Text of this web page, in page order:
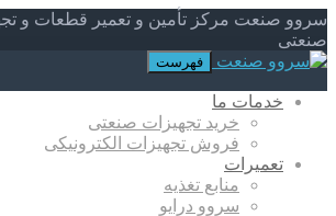
سروو صنعت مرکز تأمین و تعمیر قطعات و
صنعتی
فهرست
خدمات ما
خرید تجهیزات صنعتی
فروش تجهیزات الکترونیکی
تعمیرات
منابع تغذیه
سروو درایو